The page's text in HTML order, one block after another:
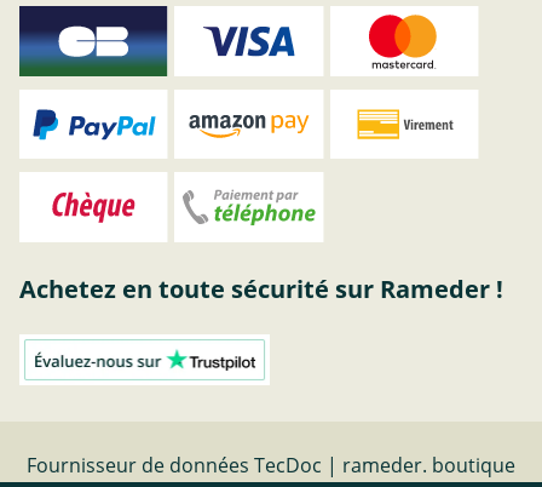
Achetez en toute sécurité sur Rameder !
Fournisseur de données TecDoc | rameder. boutique